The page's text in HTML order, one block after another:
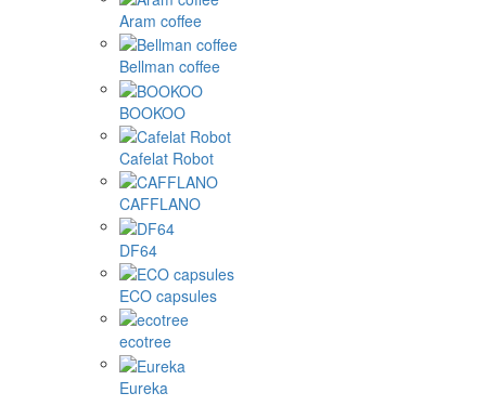
Aram coffee
Bellman coffee
BOOKOO
Cafelat Robot
CAFFLANO
DF64
ECO capsules
ecotree
Eureka